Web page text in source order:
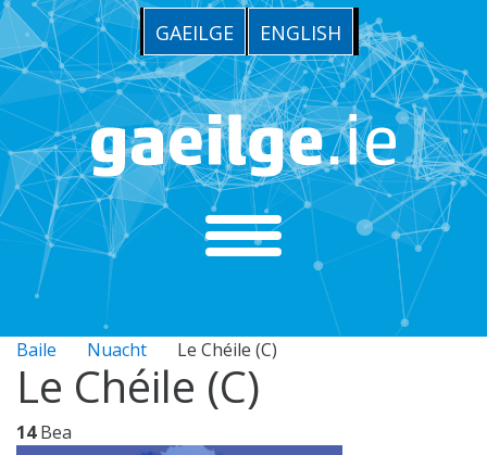
GAEILGE ENGLISH
Baile Nuacht Le Chéile (C)
Le Chéile (C)
14Bea